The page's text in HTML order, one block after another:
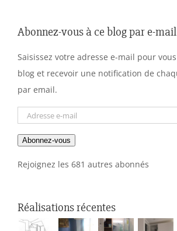
Abonnez-vous à ce blog par e-
Saisissez votre adresse e-mail pour
blog et recevoir une notification de
par email.
Adresse
mail
Abonnez-vous
Rejoignez les 681 autres abonnés
Réalisations récentes